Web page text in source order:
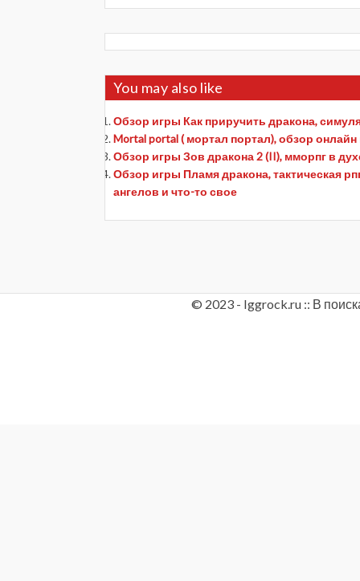
You may also like
Обзор игры Как приручить дракона,
Mortal portal ( мортал портал), обзор
Обзор игры Зов дракона 2 (II), мморпг в
Обзор игры Пламя дракона, тактическая
ангелов и что-то свое
© 2023 - Iggrock.ru :: В